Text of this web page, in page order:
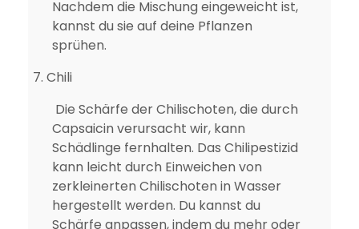
Nachdem die Mischung eingeweicht ist,
kannst du sie auf deine Pflanzen
sprühen.
7. Chili
Die Schärfe der Chilischoten, die durch
Capsaicin verursacht wir, kann
Schädlinge fernhalten. Das Chilipestizid
kann leicht durch Einweichen von
zerkleinerten Chilischoten in Wasser
hergestellt werden. Du kannst du
Schärfe anpassen, indem du mehr oder